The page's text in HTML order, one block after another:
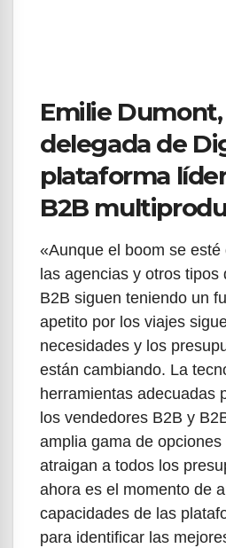
Emilie
delegada de
plataforma
B2B
«Aunque el boom se esté
las agencias y otros tipos
B2B siguen teniendo un
apetito por los viajes
necesidades y los
están cambiando. La
herramientas adecuadas
los vendedores B2B y
amplia gama de
atraigan a todos los
ahora es el momento de
capacidades de las
para identificar las